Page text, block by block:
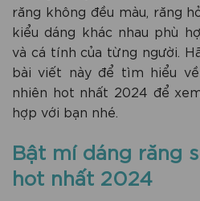
răng không đều màu, răng
kiểu dáng khác nhau phù
và cá tính của từng người.
bài viết này để tìm hiểu
nhiên hot nhất 2024 để
hợp với bạn nhé.
Bật mí dáng răng
hot nhất 2024